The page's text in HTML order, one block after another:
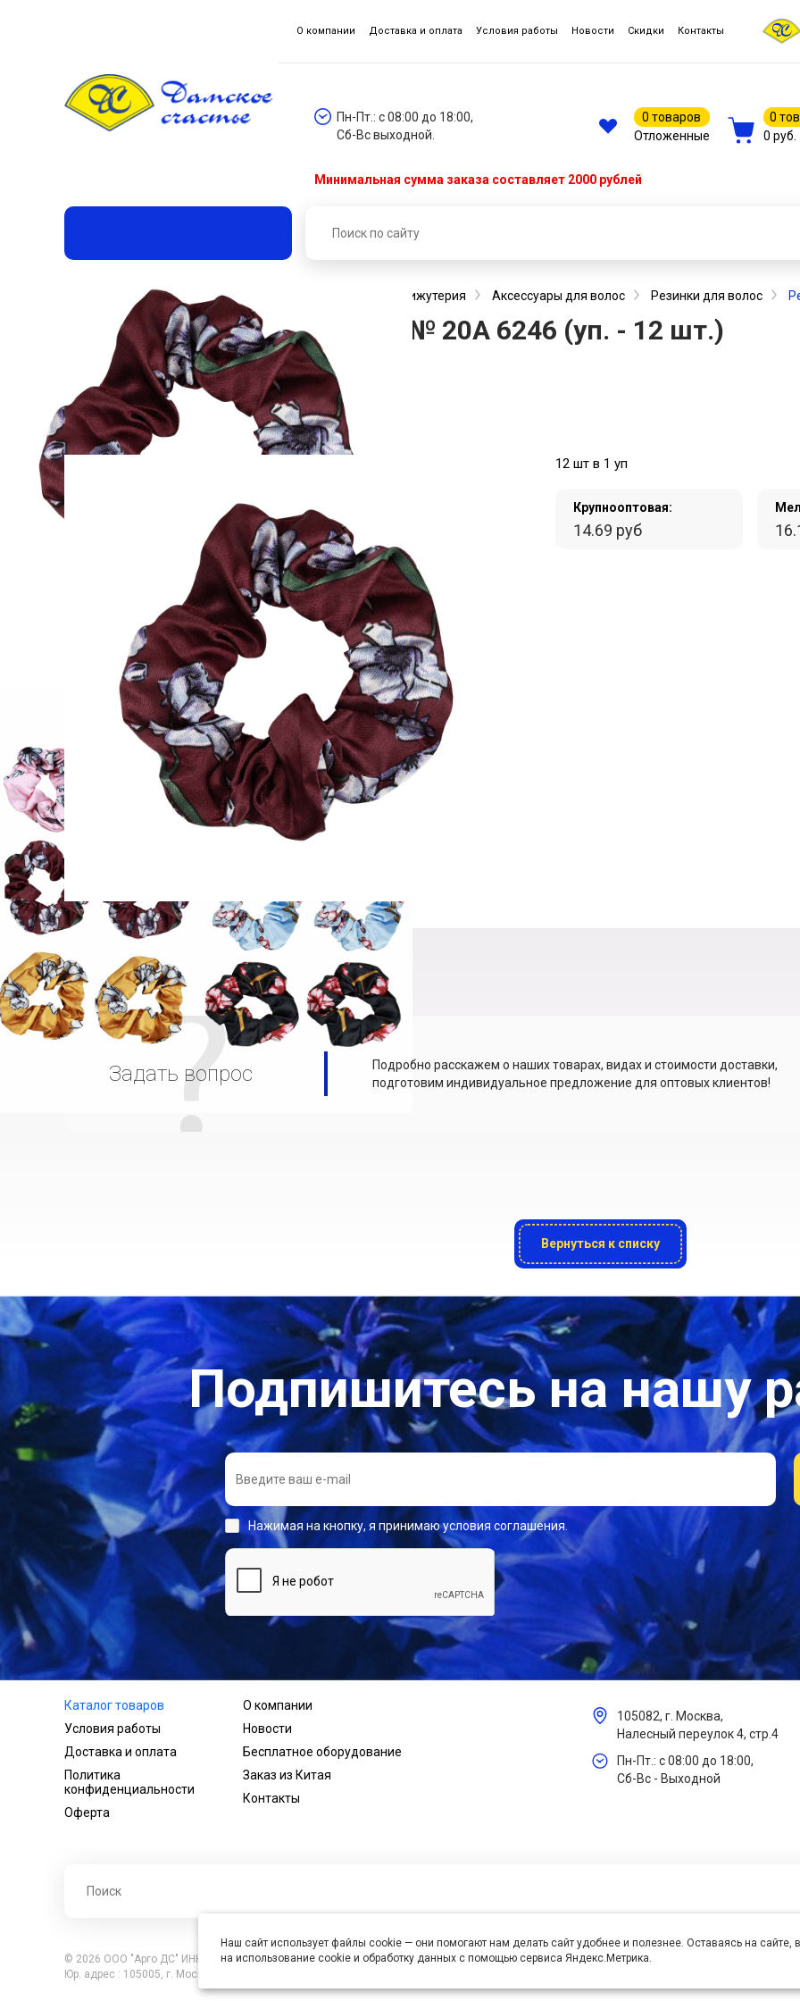
О компании Доставка и оплата Условия работы Новости Скидки Контакты
Пн-Пт.: с 08:00 до 18:00,
Сб-Вс выходной.
0 товаров
Отложенные
0
0 руб.
Минимальная сумма заказа составляет 2000 рублей
Каталог товаров Аксессуары для волос, бижутерия Аксессуары для волос Резинки для волос
Резинка декоративная ДС № 20А 6246 (уп. - 12 шт.)
12 шт в 1 уп
Крупнооптовая:
14.69 руб
Задать вопрос
Подробно расскажем о наших товарах, видах и стоимости доставки,
подготовим индивидуальное предложение для оптовых клиентов!
Вернуться к списку
Подпишитесь на нашу
Нажимая на кнопку, я принимаю условия соглашения.
Каталог товаров
Условия работы
Доставка и оплата
Политика
конфиденциальности
Оферта
О компании
Новости
Бесплатное оборудование
Заказ из Китая
Контакты
105082, г. Москва,
Налесный переулок 4, стр.4
Пн-Пт.: с 08:00 до 18:00,
Сб-Вс - Выходной
© 2026 ООО "Арго ДС" ИНН 7701121430 ОГРН 1027739360417, Все права защищены
Юр. адрес : 105005, г. Москва, ул. Бауманская, д.20, стр. 3
Наш сайт использует файлы cookie — они помогают нам делать сайт удобнее и полезнее. Оставаясь на сайте,
на использование cookie и обработку данных с помощью сервиса Яндекс.Метрика.